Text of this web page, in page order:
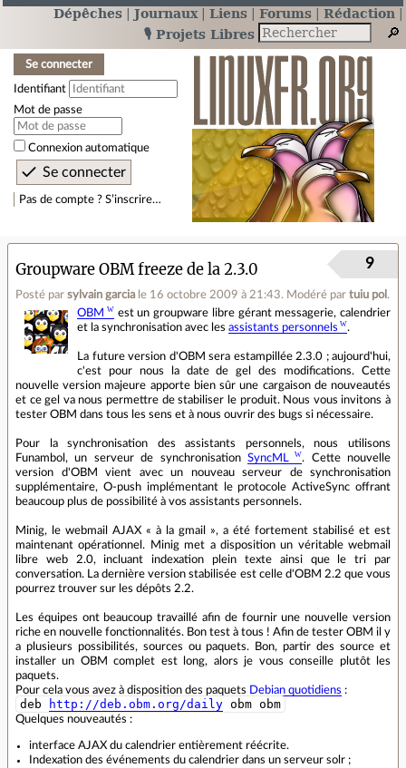
Dépêches Journaux Liens Forums
Rédaction
🎙️ Projets Libres
Se connecter
Identifiant
Mot de passe
Connexion automatique
Pas de compte ? S’inscrire…
Groupware OBM freeze de la 2.3.0
Posté par sylvain garcia le 16 octobre 2009 à 21:43. Modéré par tuiu pol .
9
OBM
est un groupware libre gérant messagerie, calendrier
et la synchronisation avec les assistants personnels .
La future version d'OBM sera estampillée 2.3.0 ; aujourd'hui,
c'est pour nous la date de gel des modifications. Cette
nouvelle version majeure apporte bien sûr une cargaison de nouveautés
et ce gel va nous permettre de stabiliser le produit. Nous vous invitons à
tester OBM dans tous les sens et à nous ouvrir des bugs si nécessaire.
Pour la synchronisation des assistants personnels, nous utilisons
Funambol, un serveur de synchronisation SyncML
. Cette nouvelle
version d'OBM vient avec un nouveau serveur de synchronisation
supplémentaire, O-push implémentant le protocole ActiveSync offrant
beaucoup plus de possibilité à vos assistants personnels.
Minig, le webmail AJAX « à la gmail », a été fortement stabilisé et est
maintenant opérationnel. Minig met a disposition un véritable webmail
libre web 2.0, incluant indexation plein texte ainsi que le tri par
conversation. La dernière version stabilisée est celle d'OBM 2.2 que vous
pourrez trouver sur les dépôts 2.2.
Les équipes ont beaucoup travaillé afin de fournir une nouvelle version
riche en nouvelle fonctionnalités. Bon test à tous ! Afin de tester OBM il y
a plusieurs possibilités, sources ou paquets. Bon, partir des source et
installer un OBM complet est long, alors je vous conseille plutôt les
paquets.
Pour cela vous avez à disposition des paquets
Debian quotidiens :
deb http://deb.obm.org/daily obm obm
Quelques nouveautés :
interface AJAX du calendrier entièrement réécrite.
Indexation des événements du calendrier dans un serveur solr ;